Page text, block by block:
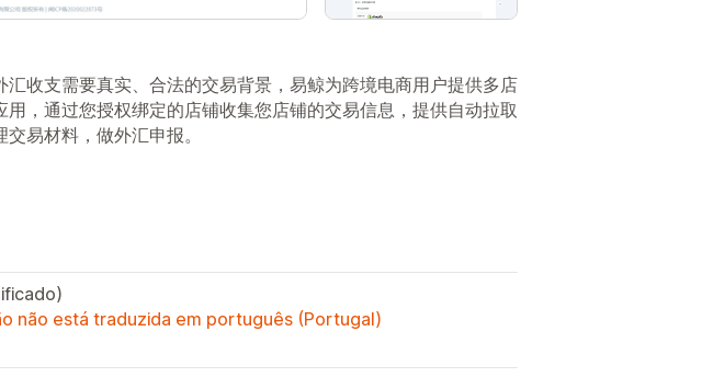
收支需要真实、合法的交易背景，易鲸为跨境电商用户提供多店
，通过您授权绑定的店铺收集您店铺的交易信息，提供自动拉取
易材料，做外汇申报。
não está traduzida em português (Portugal)